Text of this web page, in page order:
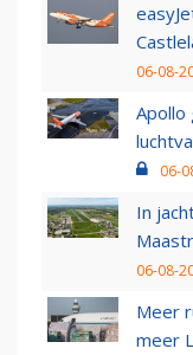
06-08-
Apollo
06-
In
06-08-
Meer
meer